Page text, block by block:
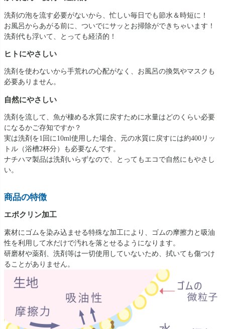
洗剤の泡を流す必要がないから、忙しい毎日でも節水＆時短に！
お風呂からあがる前に、ついでにサッとお掃除ができちゃいます！
洗剤代も浮いて、とっても経済的！
ヒトにやさしい
洗剤を使わないから手荒れの心配がなく、お風呂の換気やマスクも
必要ありません。
自然にやさしい
洗剤を流して、魚が棲める水質に戻すために水量はどのくらい必要
になるかご存知ですか？
実は洗剤を1回に10ml使用した場合、元の水質に戻すには約400リッ
トル（浴槽2杯分）も必要なんです。
ナチハマ製品は洗剤いらずなので、とってもエコで自然にもやさし
い。
商品の特徴
エポクリン加工
素材にゴムを染み込ませる特殊な加工により、ゴムの摩擦力と吸油
性を利用して水だけで汚れを落とせるようになります。
研磨材や薬剤、洗剤等は一切使用していないため、拭いても傷つけ
ることがありません。